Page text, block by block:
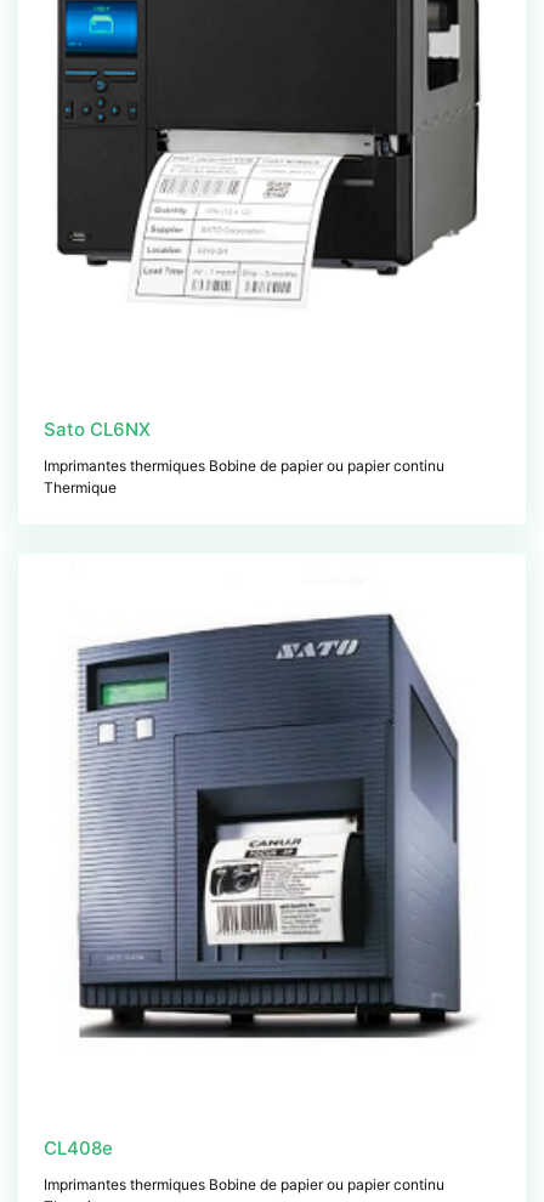
Sato CL6NX
Imprimantes thermiques Bobine de papier ou papier continu
Thermique
CL408e
Imprimantes thermiques Bobine de papier ou papier continu